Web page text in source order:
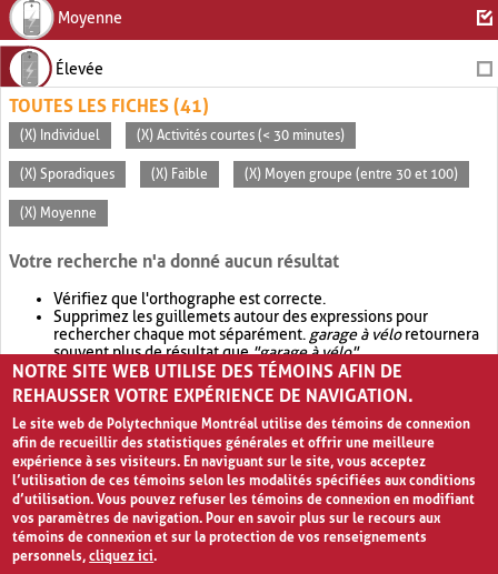
Moyenne
Élevée
TOUTES LES FICHES (41)
(X) Individuel (X) Activités courtes (< 30 minutes)
(X) Sporadiques (X) Faible (X) Moyen groupe (entre 30 et 100)
(X) Moyenne
Votre recherche n'a donné aucun résultat
Vérifiez que l'orthographe est correcte.
Supprimez les guillemets autour des expressions pour
rechercher chaque mot séparément. garage à véloretournera
souvent plus de résultat que"garage à vélo".
Envisagez d'élargir votre recherche avec OR.garage OR vélo
retournera souvent plus de résultat quegarage à vélo
NOTRE SITE WEB UTILISE DES TÉMOINS AFIN DE
REHAUSSER VOTRE EXPÉRIENCE DE NAVIGATION.
Le site web de Polytechnique Montréal utilise des témoins de connexion
afin de recueillir des statistiques générales et offrir une meilleure
expérience à ses visiteurs. En naviguant sur le site, vous acceptez
l’utilisation de ces témoins selon les modalités spécifiées aux conditions
d’utilisation. Vous pouvez refuser les témoins de connexion en modifiant
vos paramètres de navigation. Pour en savoir plus sur le recours aux
témoins de connexion et sur la protection de vos renseignements
personnels,cliquez ici.